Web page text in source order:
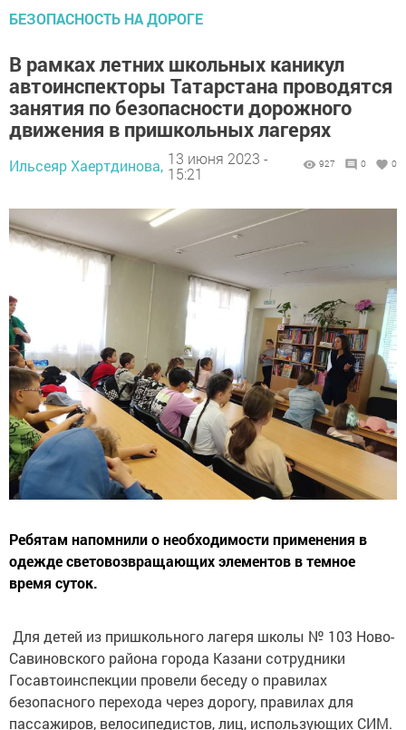
БЕЗОПАСНОСТЬ НА ДОРОГЕ
В рамках летних школьных каникул
автоинспекторы Татарстана проводятся
занятия по безопасности дорожного
движения в пришкольных лагерях
Ильсеяр Хаертдинова, 13 июня 2023 -
15:21
927 0 0
Ребятам напомнили о необходимости применения в
одежде световозвращающих элементов в темное
время суток.
Для детей из пришкольного лагеря школы № 103 Ново-
Савиновского района города Казани сотрудники
Госавтоинспекции провели беседу о правилах
безопасного перехода через дорогу, правилах для
пассажиров, велосипедистов, лиц, использующих СИМ.